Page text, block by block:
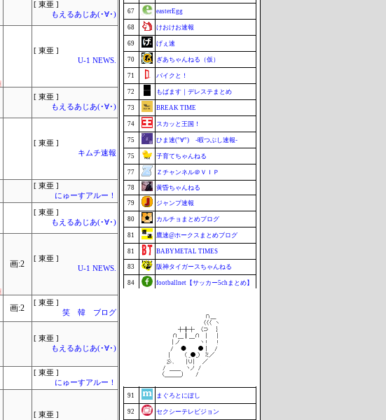
[ 東亜 ]
もえるあじあ(･∀･)
[ 東亜 ]
U-1 NEWS.
[ 東亜 ]
もえるあじあ(･∀･)
[ 東亜 ]
キムチ速報
[ 東亜 ]
にゅーすアルー！
[ 東亜 ]
もえるあじあ(･∀･)
画:2
[ 東亜 ]
U-1 NEWS.
画:2
[ 東亜 ]
笑 韓 ブログ
[ 東亜 ]
もえるあじあ(･∀･)
[ 東亜 ]
にゅーすアルー！
[ 東亜 ]
67 easterEgg
68 けおけお速報
69 げぇ速
70 ぎあちゃんねる（仮）
71 バイクと！
72 もばます｜デレステまとめ
73 BREAK TIME
74 スカッと王国！
75 ひま速(°∀°) -暇つぶし速報-
75 子育てちゃんねる
77 Ｚチャンネル＠ＶＩＰ
78 黄昏ちゃんねる
79 ジャンプ速報
80 カルチョまとめブログ
81 鷹速@ホークスまとめブログ
81 BABYMETAL TIMES
83 阪神タイガースちゃんねる
84 footballnet【サッカー5chまとめ】
もきゅ速(*´ω`*)人(´･ェ･｀)
VTuberNews
チゲ速
はーとログ
まなにゅ～
91 まぐろとにぼし
92 セクシーテレビジョン